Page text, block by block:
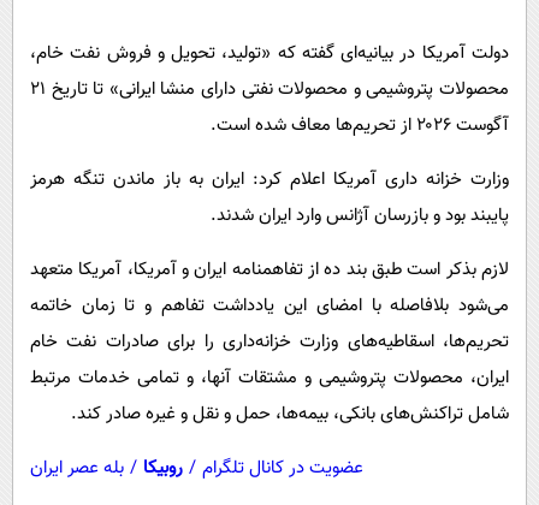
محیط زیست
سلامت
فرهنگی
بین الملل
اجتماعی
حیات وحش
سیاست خارجی
دولت آمریکا در بیانیه‌ای گفته که «تولید، تحویل و فروش نفت خام،
محصولات پتروشیمی و محصولات نفتی دارای منشا ایرانی» تا تاریخ ۲۱
آگوست ۲۰۲۶ از تحریم‌ها معاف شده است.
وزارت خزانه داری آمریکا اعلام کرد: ایران به باز ماندن تنگه هرمز
پایبند بود و بازرسان آژانس وارد ایران شدند.
لازم بذکر است طبق بند ده از تفاهمنامه ایران و آمریکا، آمریکا متعهد
می‌شود بلافاصله با امضای این یادداشت تفاهم و تا زمان خاتمه
تحریم‌ها، اسقاطیه‌های وزارت خزانه‌داری را برای صادرات نفت خام
ایران، محصولات پتروشیمی و مشتقات آنها، و تمامی خدمات مرتبط
شامل تراکنش‌های بانکی، بیمه‌ها، حمل و نقل و غیره صادر کند.
عضویت در کانال تلگرام / روبیکا / بله عصر ایران